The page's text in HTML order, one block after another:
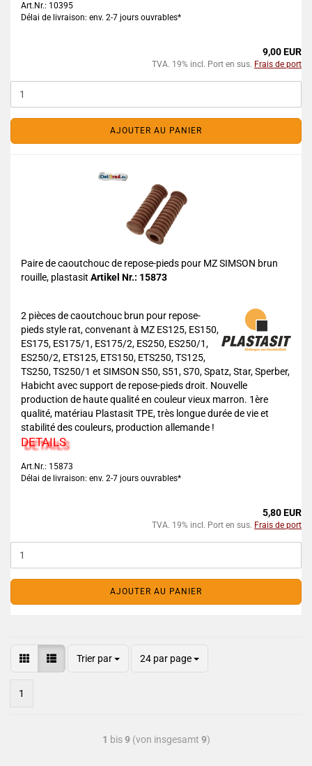
Art.Nr.: 10395
Délai de livraison: env. 2-7 jours ouvrables*
9,00 EUR
TVA. 19% incl. Port en sus. Frais de port
AJOUTER AU PANIER
Paire de caoutchouc de repose-pieds pour MZ SIMSON brun
rouille, plastasit Artikel Nr.: 15873
2 pièces de caoutchouc brun pour repose-
pieds style rat, convenant à MZ ES125, ES150,
ES175, ES175/1, ES175/2, ES250, ES250/1,
ES250/2, ETS125, ETS150, ETS250, TS125,
TS250, TS250/1 et SIMSON S50, S51, S70, Spatz, Star, Sperber,
Habicht avec support de repose-pieds droit. Nouvelle
production de haute qualité en couleur vieux marron. 1ère
qualité, matériau Plastasit TPE, très longue durée de vie et
stabilité des couleurs, production allemande !
DETAILS
Art.Nr.: 15873
Délai de livraison: env. 2-7 jours ouvrables*
5,80 EUR
TVA. 19% incl. Port en sus. Frais de port
AJOUTER AU PANIER
Trier par 24 par page
1
1 bis9(von insgesamt 9)